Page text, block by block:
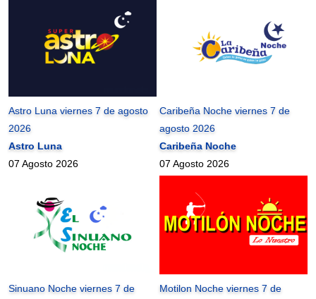
Astro Luna viernes 7 de agosto
2026
Astro Luna
07 Agosto 2026
Caribeña Noche viernes 7 de
agosto 2026
Caribeña Noche
07 Agosto 2026
Sinuano Noche viernes 7 de
Motilon Noche viernes 7 de